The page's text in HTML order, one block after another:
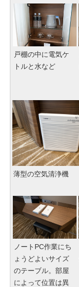
戸棚の中に電気ケ
トルと水など
薄型の空気清浄機
ノートPC作業にち
ょうどよいサイズ
のテーブル。部屋
によって位置は異